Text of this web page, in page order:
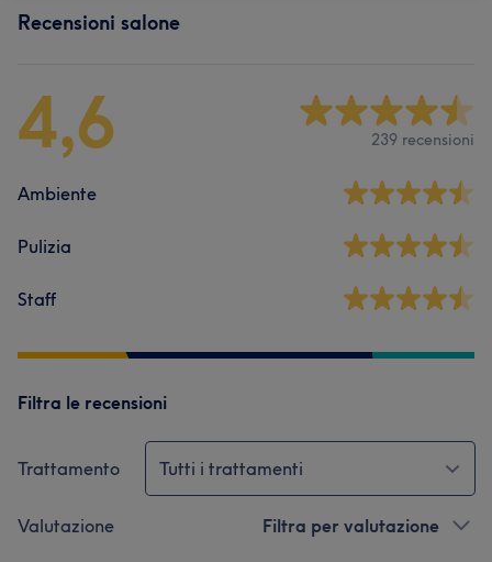
Recensioni salone
4,6 239 recensioni
Ambiente
Pulizia
Staff
Filtra le recensioni
Trattamento Tutti i trattamenti
Valutazione Filtra per valutazione